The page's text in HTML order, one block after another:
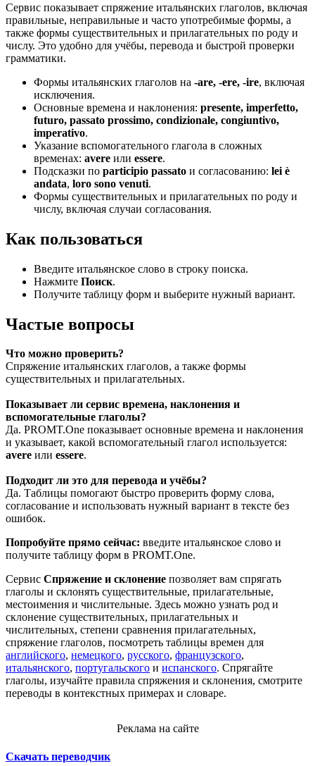
Сервис показывает спряжение итальянских глаголов, включая
правильные, неправильные и часто употребимые формы, а
также формы существительных и прилагательных по роду и
числу. Это удобно для учёбы, перевода и быстрой проверки
грамматики.
Формы итальянских глаголов на -are, -ere, -ire, включая
исключения.
Основные времена и наклонения: presente, imperfetto,
futuro, passato prossimo, condizionale, congiuntivo,
imperativo.
Указание вспомогательного глагола в сложных
временах: avere или essere.
Подсказки по participio passato и согласованию: lei è
andata, loro sono venuti.
Формы существительных и прилагательных по роду и
числу, включая случаи согласования.
Как пользоваться
Введите итальянское слово в строку поиска.
Нажмите Поиск.
Получите таблицу форм и выберите нужный вариант.
Частые вопросы
Что можно проверить?
Спряжение итальянских глаголов, а также формы
существительных и прилагательных.
Показывает ли сервис времена, наклонения и
вспомогательные глаголы?
Да. PROMT.One показывает основные времена и наклонения
и указывает, какой вспомогательный глагол используется:
avere или essere.
Подходит ли это для перевода и учёбы?
Да. Таблицы помогают быстро проверить форму слова,
согласование и использовать нужный вариант в тексте без
ошибок.
Попробуйте прямо сейчас: введите итальянское слово и
получите таблицу форм в PROMT.One.
Сервис Спряжение и склонение позволяет вам спрягать
глаголы и склонять существительные, прилагательные,
местоимения и числительные. Здесь можно узнать род и
склонение существительных, прилагательных и
числительных, степени сравнения прилагательных,
спряжение глаголов, посмотреть таблицы времен для
английского, немецкого, русского, французского,
итальянского, португальского и испанского. Спрягайте
глаголы, изучайте правила спряжения и склонения, смотрите
переводы в контекстных примерах и словаре.
Реклама на сайте
Скачать переводчик